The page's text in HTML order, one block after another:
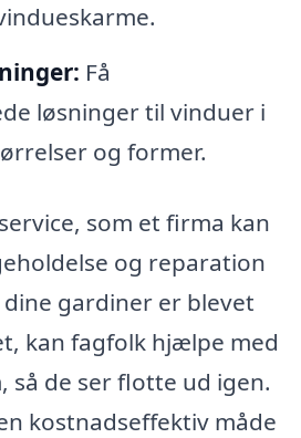
Få
løsninger til vinduer i
og former.
som et firma kan
og reparation
gardiner er blevet
kan fagfolk hjælpe med
så de ser flotte ud igen.
kostnadseffektiv måde